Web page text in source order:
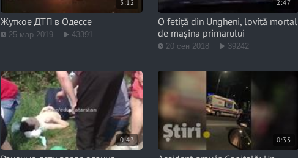
3:12
Жуткое ДТП в Одессе
25 мар 2019 43391
2:47
O fetiță din Ungheni, lovită mortal
de mașina primarului
20 сен 2018 39242
0:43 0:33